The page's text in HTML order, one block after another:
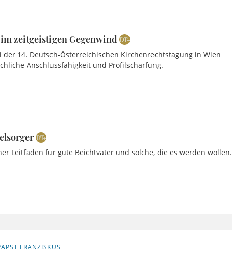
zeitgeistigen Gegenwind
der 14. Deutsch-Österreichischen Kirchenrechtstagung in Wien
Anschlussfähigkeit und Profilschärfung.
Leitfaden für gute Beichtväter und solche, die es werden wollen.
FRANZISKUS